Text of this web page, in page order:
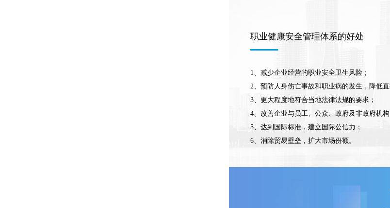
职业健康安全管理体系的好处
1、减少企业经营的职业安全卫生风险；
2、预防人身伤亡事故和职业病的发生，降低直
3、更大程度地符合当地法律法规的要求；
4、改善企业与员工、公众、政府及非政府
5、达到国际标准，建立国际公信力；
6、消除贸易壁垒，扩大市场份额。